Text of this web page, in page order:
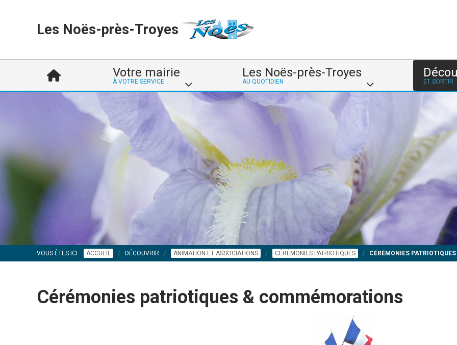
Les Noës-près-Troyes
Votre mairie
À VOTRE SERVICE
Les Noës-près-Troyes
AU QUOTIDIEN ET SORTIR
VOUS ÊTES ICI : ACCUEIL DÉCOUVRIR ANIMATION ET ASSOCIATIONS CÉRÉMONIES PATRIOTIQUES CÉRÉMONIES
Cérémonies patriotiques & commémorations